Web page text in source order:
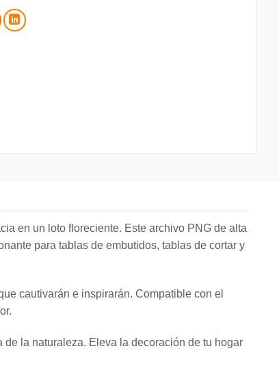
en un loto floreciente. Este archivo PNG de alta
para tablas de embutidos, tablas de cortar y
cautivarán e inspirarán. Compatible con el
la naturaleza. Eleva la decoración de tu hogar